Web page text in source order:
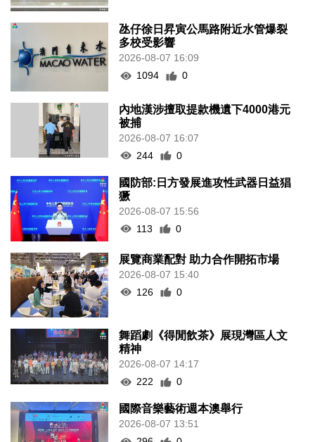
氹仔徐日昇寅公馬路附近水管爆裂
多校受影響
2026-08-07 16:09
1094
0
內地漢涉擅取提款機遺下4000港元
被捕
2026-08-07 16:07
244
0
國防部:日方發展進攻性武器日益猖
獗
2026-08-07 15:56
113
0
展覽商業配對 助力合作開拓市場
2026-08-07 15:40
126
0
舞蹈劇《得閒飲茶》展現灣區人文
精神
2026-08-07 14:17
222
0
國際音樂藝術週本澳舉行
2026-08-07 13:51